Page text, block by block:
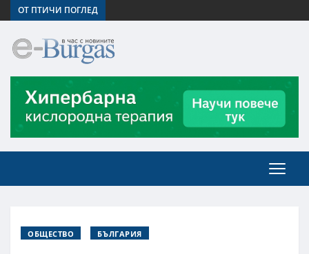
ОТ ПТИЧИ ПОГЛЕД
ОБЩЕСТВО БЪЛГАРИЯ